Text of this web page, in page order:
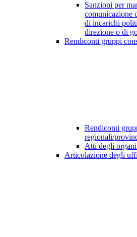
Sanzioni per
comunicazione
di incarichi
direzione o di
Rendiconti gruppi
Rendiconti
regionali/
Atti degli
Articolazione degli